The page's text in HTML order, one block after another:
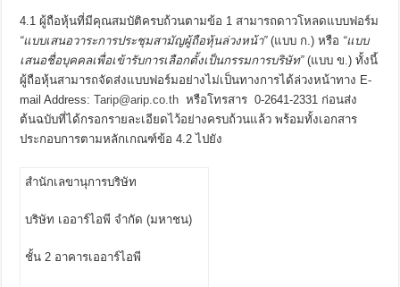
4.1 ผู้ถือหุ้นที่มีคุณสมบัติครบถ้วนตามข้อ 1 สามารถดาวโหลดแบบฟอร์ม
“แบบเสนอวาระการประชุมสามัญผู้ถือหุ้นล่วงหน้า”(แบบ ก.) หรือ “แบบ
เสนอชื่อบุคคลเพื่อเข้ารับการเลือกตั้งเป็นกรรมการบริษัท”(แบบ ข.) ทั้งนี้
ผู้ถือหุ้นสามารถจัดส่งแบบฟอร์มอย่างไม่เป็นทางการได้ล่วงหน้าทาง E-
mail Address:Tarip@arip.co.th หรือโทรสาร 0-2641-2331 ก่อนส่ง
ต้นฉบับที่ได้กรอกรายละเอียดไว้อย่างครบถ้วนแล้ว พร้อมทั้งเอกสาร
ประกอบการตามหลักเกณฑ์ข้อ4.2 ไปยัง
สำนักเลขานุการบริษัท
บริษัท เออาร์ไอพี จำกัด (มหาชน)
ชั้น 2 อาคารเออาร์ไอพี